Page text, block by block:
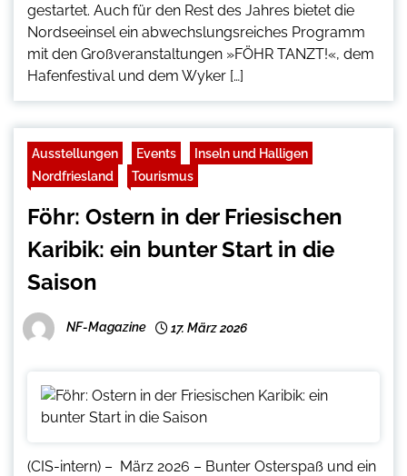
gestartet. Auch für den Rest des Jahres bietet die
Nordseeinsel ein abwechslungsreiches Programm
mit den Großveranstaltungen »FÖHR TANZT!«, dem
Hafenfestival und dem Wyker […]
Ausstellungen Events
Inseln und Halligen
Nordfriesland
Tourismus
Föhr: Ostern in der Friesischen
Karibik: ein bunter Start in die
Saison
NF-Magazine 17. März 2026
(CIS-intern) – März 2026 – Bunter Osterspaß und ein